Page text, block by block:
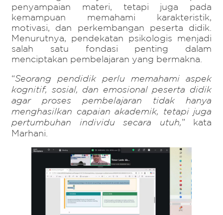
penyampaian materi, tetapi juga pada
kemampuan memahami karakteristik,
motivasi, dan perkembangan peserta didik.
Menurutnya, pendekatan psikologis menjadi
salah satu fondasi penting dalam
menciptakan pembelajaran yang bermakna.
“Seorang pendidik perlu memahami aspek
kognitif, sosial, dan emosional peserta didik
agar proses pembelajaran tidak hanya
menghasilkan capaian akademik, tetapi juga
pertumbuhan individu secara utuh,” kata
Marhani.